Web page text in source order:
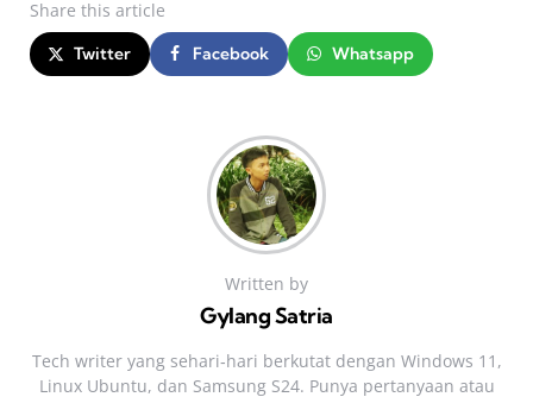
Share this article
Twitter Facebook Whatsapp
Written by
Gylang Satria
Tech writer yang sehari‑hari berkutat dengan Windows 11,
Linux Ubuntu, dan Samsung S24. Punya pertanyaan atau